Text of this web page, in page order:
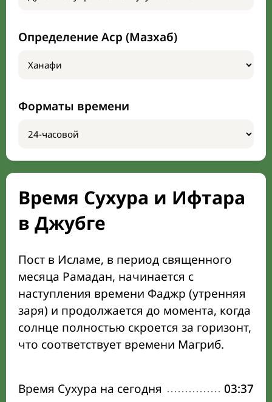
Определение Аср (Мазхаб)
Форматы времени
Время Сухура и Ифтара
в Джубге
Пост в Исламе, в период священного
месяца Рамадан, начинается с
наступления времени Фаджр (утренняя
заря) и продолжается до момента, когда
солнце полностью скроется за горизонт,
что соответствует времени Магриб.
Время Сухура на сегодня 03:37